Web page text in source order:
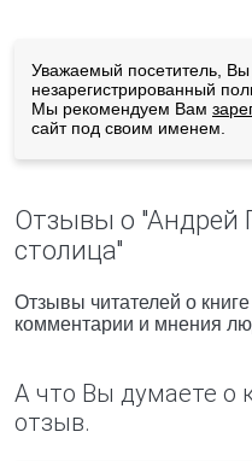
Уважаемый посетитель, Вы
незарегистрированный
Мы рекомендуем Вам
сайт под своим именем.
Отзывы о "Андрей
столица"
Отзывы читателей о
комментарии и мнения
А что Вы думаете о
отзыв.